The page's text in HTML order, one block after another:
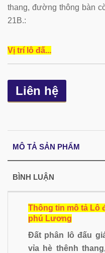
thang, đường thông bàn
21B.:
Vị trí lô đấ...
Liên hệ
MÔ TẢ SẢN PHẨM
BÌNH LUẬN
Thông tin mô tả Lô
phú Lương
Đất phân lô đấu
vỉa hè thênh